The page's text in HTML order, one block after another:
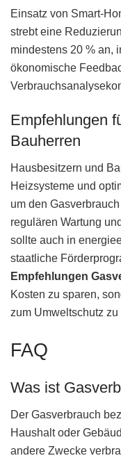
Einsatz von Smart-
strebt eine
mindestens 20 % an,
ökonomische
Empfehlungen
Bauherren
Hausbesitzern und
Heizsysteme und
um den
regulären Wartung
sollte auch in
staatliche
Empfehlungen
Kosten zu sparen,
zum Umweltschutz zu
FAQ
Was ist
Der Gasverbrauch
Haushalt oder
andere Zwecke